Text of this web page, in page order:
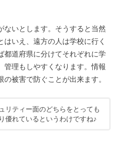
ないとします。そうすると当然
いえ、遠方の人は学校に行く
都道府県に分けてそれぞれに学
管理もしやすくなります。情報
被害で防ぐことが出来ます。
リティー面のどちらをとっても
優れているというわけですね♪